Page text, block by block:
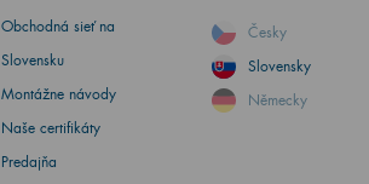
Obchodná sieť na
Slovensku
Montážne návody
Naše certifikáty
Predajňa
Česky
Slovensky
Německy